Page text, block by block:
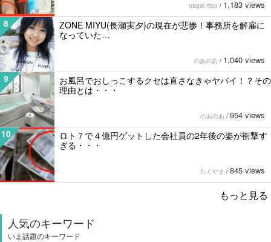
nagai ritsu / 1,183 views
8
ZONE MIYU(長瀬実夕)の現在が悲惨！事務所を解雇に
なっていた…
のあのあ / 1,040 views
9
お風呂でおしっこするクセは直さなきゃヤバイ！？その
理由とは・・・
のあのあ / 954 views
10
ロト７で４億円ゲットした会社員の2年後の姿が衝撃す
ぎる・・・
たくやま / 845 views
もっと見る
人気のキーワード
いま話題のキーワード